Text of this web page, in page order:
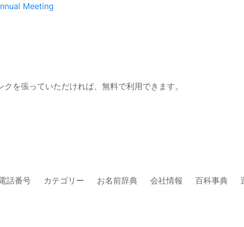
Meeting
を張っていただければ、無料で利用できます。
話番号 カテゴリー お名前辞典 会社情報 百科事典